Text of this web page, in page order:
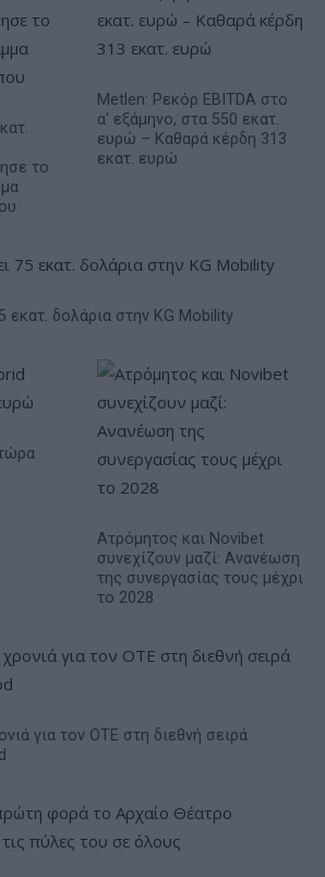
το
Metlen: Ρεκόρ EBITDA στο
α' εξάμηνο, στα 550 εκατ.
ευρώ – Καθαρά κέρδη 313
εκατ. ευρώ
εκατ. δολάρια στην KG Mobility
Ατρόμητος και Novibet
συνεχίζουν μαζί: Ανανέωση
της συνεργασίας τους μέχρι
το 2028
για τον ΟΤΕ στη διεθνή σειρά